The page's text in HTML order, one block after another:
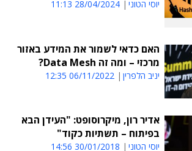
יוסי הטוני 28/04/2024 11:13
האם כדאי לשמור את המידע באזור
מרכזי – ומה זה Data Mesh?
יניב הלפרין 06/11/2022 12:35
אדיר רון, מיקרוסופט: "העידן הבא
בפיתוח – תשתיות כקוד"
יוסי הטוני 30/01/2018 14:56